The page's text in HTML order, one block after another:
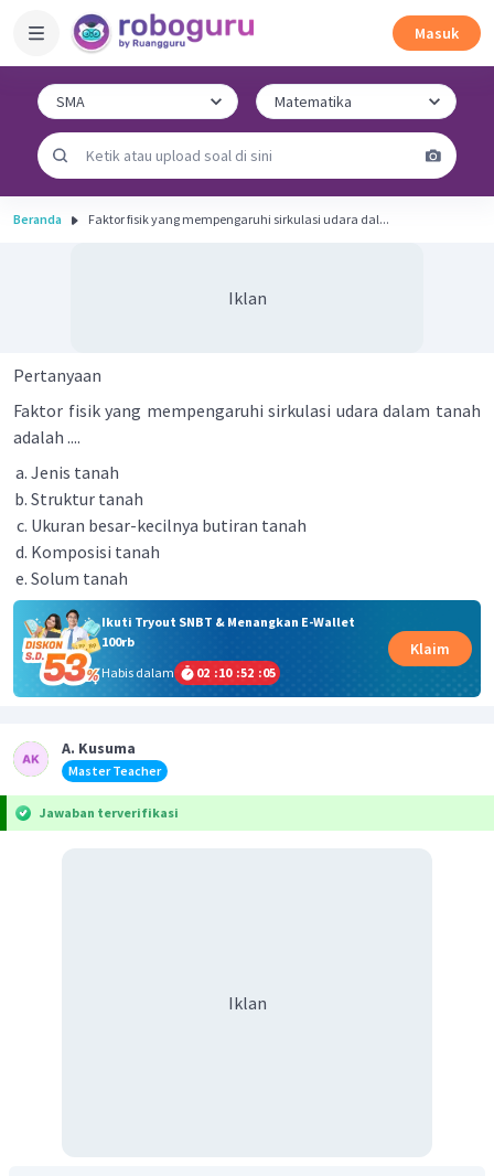
Masuk
Beranda Faktor fisik yang mempengaruhi sirkulasi udara dal...
Iklan
Pertanyaan
Faktor fisik yang mempengaruhi sirkulasi udara dalam tanah
adalah ....
Jenis tanah
Struktur tanah
Ukuran besar-kecilnya butiran tanah
Komposisi tanah
Solum tanah
Ikuti Tryout SNBT & Menangkan E-Wallet
100rb
Habis dalam
02 :10 :52 :05
Klaim
A. Kusuma
Master Teacher
Jawaban terverifikasi
Iklan